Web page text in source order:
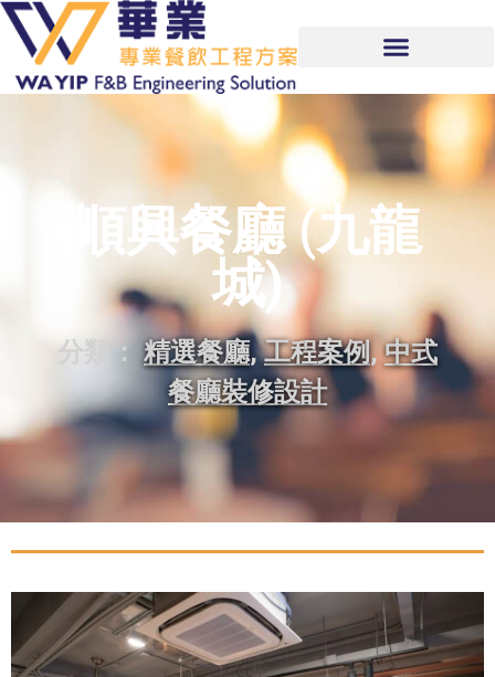
順興餐廳 (九龍
城)
分類： 精選餐廳,工程案例,中式
餐廳裝修設計